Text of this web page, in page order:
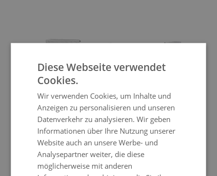
Abdeckplane Pagoda Lounge
Plus
Mit dieser Abdeckplane schützen Sie nicht
nur Ihrer Möbel vor Schlechtwetter,
Diese Webseite verwendet
Cookies.
Wir verwenden Cookies, um Inhalte und
Anzeigen zu personalisieren und unseren
Datenverkehr zu analysieren. Wir geben
Informationen über Ihre Nutzung unserer
Website auch an unsere Werbe- und
Analysepartner weiter, die diese
möglicherweise mit anderen